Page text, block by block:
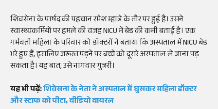
शिवसेना के पार्षद की पहचान रमेश म्हात्रे के तौर पर हुई है। उसने
स्वास्थ्यकर्मियों पर हमले की वजह NICU में बेड की कमी बताई है। एक
गर्भवती महिला के परिवार को डॉक्टरों ने बताया कि अस्पताल में NICU बेड
भरे हुए हैं, इसलिए जरूरत पड़ने पर बच्चे को दूसरे अस्पताल ले जाना पड़
सकता है। यह बात, उसे नागवार गुजरी।
यह भी पढ़ें:शिवेसना के नेता ने अस्पताल में घुसकर महिला डॉक्टर
और स्टाफ को पीटा, वीडियो वायरल